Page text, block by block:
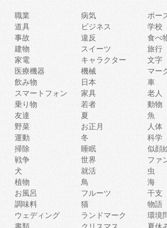
職業 病気
ポー
道具 ビジネス
学校
事故 違反
食べ
建物 スイーツ
旅行
家電 キャラクター
文字
医療機器 機械
マー
飲み物 日本
車
スマートフォン 家具
老人
乗り物 若者
動物
友達 夏
魚
野菜 お正月
人体
運動 冬
科学
掃除 睡眠
似顔
戦争 世界
ファ
犬 就活
虫
植物 鳥
海
お風呂 フルーツ
干支
調味料 猫
物語
ウェディング ランドマーク
環境
書類 クリスマス 夏休